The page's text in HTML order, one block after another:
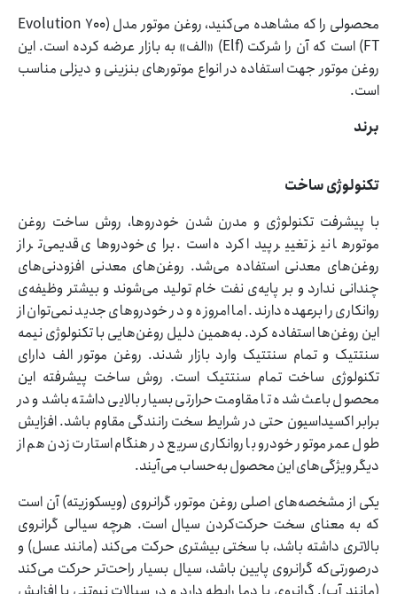
محصولی را که مشاهده می‌کنید، روغن موتور مدل (Evolution 700
FT) است که آن را شرکت (Elf) «الف» به بازار عرضه کرده است. این
روغن موتور جهت استفاده در انواع موتورهای بنزینی و دیزلی مناسب
است.
برند
تکنولوژی ساخت
با پیشرفت تکنولوژی و مدرن شدن خودروها، روش ساخت روغن
موتورها نیز تغییر پیدا کرده است. برای خودروهای قدیمی‌تر از
روغن‌های معدنی استفاده می‌شد. روغن‌های معدنی افزودنی‌های
چندانی ندارد و بر پایه‌ی نفت خام تولید می‌شوند و بیشتر وظیفه‌ی
روانکاری را برعهده دارند. اما امروزه و در خودروهای جدید نمی‌توان از
این روغن‌ها استفاده کرد. به‌همین دلیل روغن‌هایی با تکنولوژی نیمه
سنتتیک و تمام سنتتیک وارد بازار شدند. روغن موتور الف دارای
تکنولوژی ساخت تمام سنتتیک است. روش ساخت پیشرفته این
محصول باعث شده تا مقاومت حرارتی بسیار بالایی داشته باشد و در
برابر اکسیداسیون حتی در شرایط سخت رانندگی مقاوم باشد. افزایش
طول عمر موتور خودرو با روانکاری سریع در هنگام استارت زدن هم از
دیگر ویژگی‌های این محصول به‌حساب می‌آیند.
یکی از مشخصه‌های اصلی روغن موتور، گرانروی (ویسکوزیته) آن است
که به معنای سخت حرکت‌کردن سیال است. هرچه سیالی گرانروی
بالاتری داشته باشد، با سختی بیشتری حرکت می‌کند (مانند عسل) و
درصورتی‌که گرانروی پایین باشد، سیال بسیار راحت‌تر حرکت می‌کند